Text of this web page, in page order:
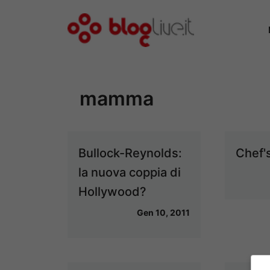
mamma
Bullock-Reynolds:
la nuova coppia di
Hollywood?
Gen 10, 2011